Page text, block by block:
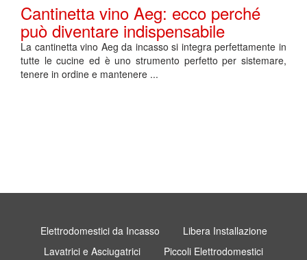
Cantinetta vino Aeg: ecco perché
può diventare indispensabile
La cantinetta vino Aeg da incasso si integra perfettamente in
tutte le cucine ed è uno strumento perfetto per sistemare,
tenere in ordine e mantenere ...
Elettrodomestici da Incasso
Libera Installazione
Lavatrici e Asciugatrici
Piccoli Elettrodomestici